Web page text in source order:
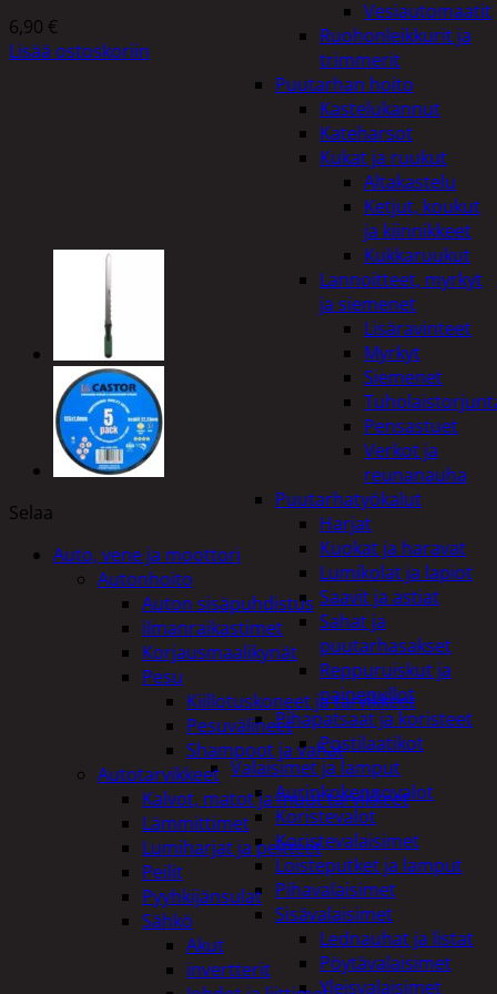
Vesiautomaatit
Ruohonleikkurit ja
trimmerit
Puutarhan hoito
Kastelukannut
Kateharsot
Kukat ja ruukut
Altakastelu
Ketjut, koukut
ja kiinnikkeet
Kukkaruukut
Lannoitteet, myrkyt
ja siemenet
Lisäravinteet
Myrkyt
Siemenet
Pensastuet
Verkot ja
reunanauha
Puutarhatyökalut
Harjat
Kuokat ja haravat
Lumikolat ja lapiot
Saavit ja astiat
Sahat ja
puutarhasakset
Reppuruiskut ja
painepullot
Pihapatsaat ja koristeet
Postilaatikot
Valaisimet ja lamput
Aurinkokennovalot
Koristevalot
Koristevalaisimet
Loisteputket ja lamput
Pihavalaisimet
Sisävalaisimet
Lednauhat ja listat
Pöytävalaisimet
Yleisvalaisimet
6,90 €
Lisää ostoskoriin
Selaa
Auto, vene ja moottori
Autonhoito
Auton sisäpuhdistus
ilmanraikastimet
Korjausmaalikynät
Pesu
Kiillotuskoneet ja tarvikkeet
Pesuvälineet
Shampoot ja vahat
Autotarvikkeet
Kalvot, matot ja muut tarvikkeet
Lämmittimet
Lumiharjat ja peitteet
Peilit
Pyyhkijänsulat
Sähkö
Akut
invertterit